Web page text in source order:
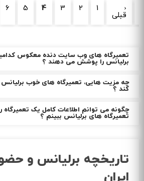
‹
قبلی
1
2
3
4
5
6
تعمیرگاه های وب سایت دنده معکوس
برلیانس را پوشش می دهند ؟
چه مزیت هایی، تعمیرگاه های خوب برلیانس
کند ؟
چگونه می توانم اطلاعات کامل یک تعمیرگاه
تعمیرگاه های برلیانس ببینم ؟
تاریخچه برلیانس و
ایران